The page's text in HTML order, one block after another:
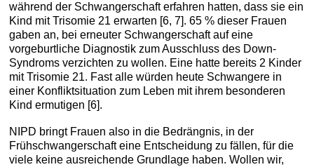
während der Schwangerschaft erfahren hatten, dass sie ein
Kind mit Trisomie 21 erwarten [6, 7]. 65 % dieser Frauen
gaben an, bei erneuter Schwangerschaft auf eine
vorgeburtliche Diagnostik zum Ausschluss des Down-
Syndroms verzichten zu wollen. Eine hatte bereits 2 Kinder
mit Trisomie 21. Fast alle würden heute Schwangere in
einer Konfliktsituation zum Leben mit ihrem besonderen
Kind ermutigen [6].
NIPD bringt Frauen also in die Bedrängnis, in der
Frühschwangerschaft eine Entscheidung zu fällen, für die
viele keine ausreichende Grundlage haben. Wollen wir,